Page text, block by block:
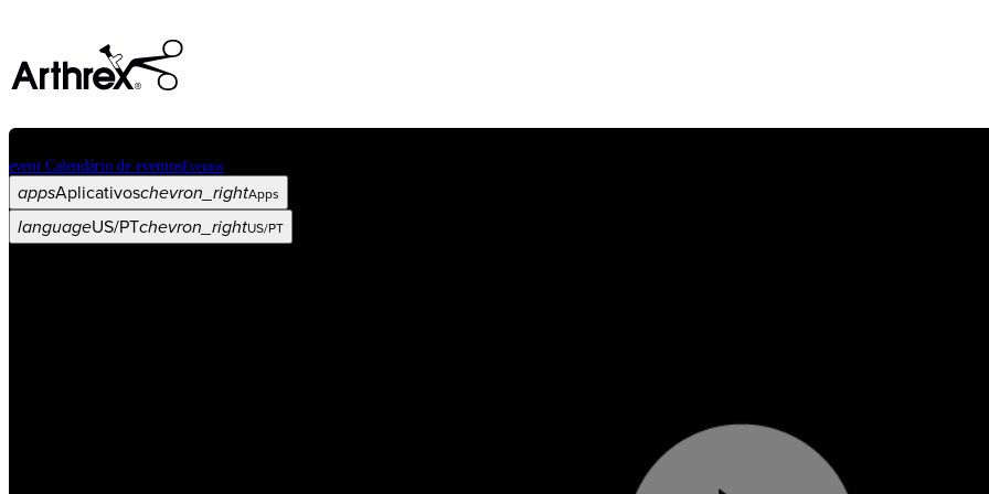
event Calendário de eventosEventos
appsAplicativoschevron_rightApps
languageUS/PTchevron_rightUS/PT